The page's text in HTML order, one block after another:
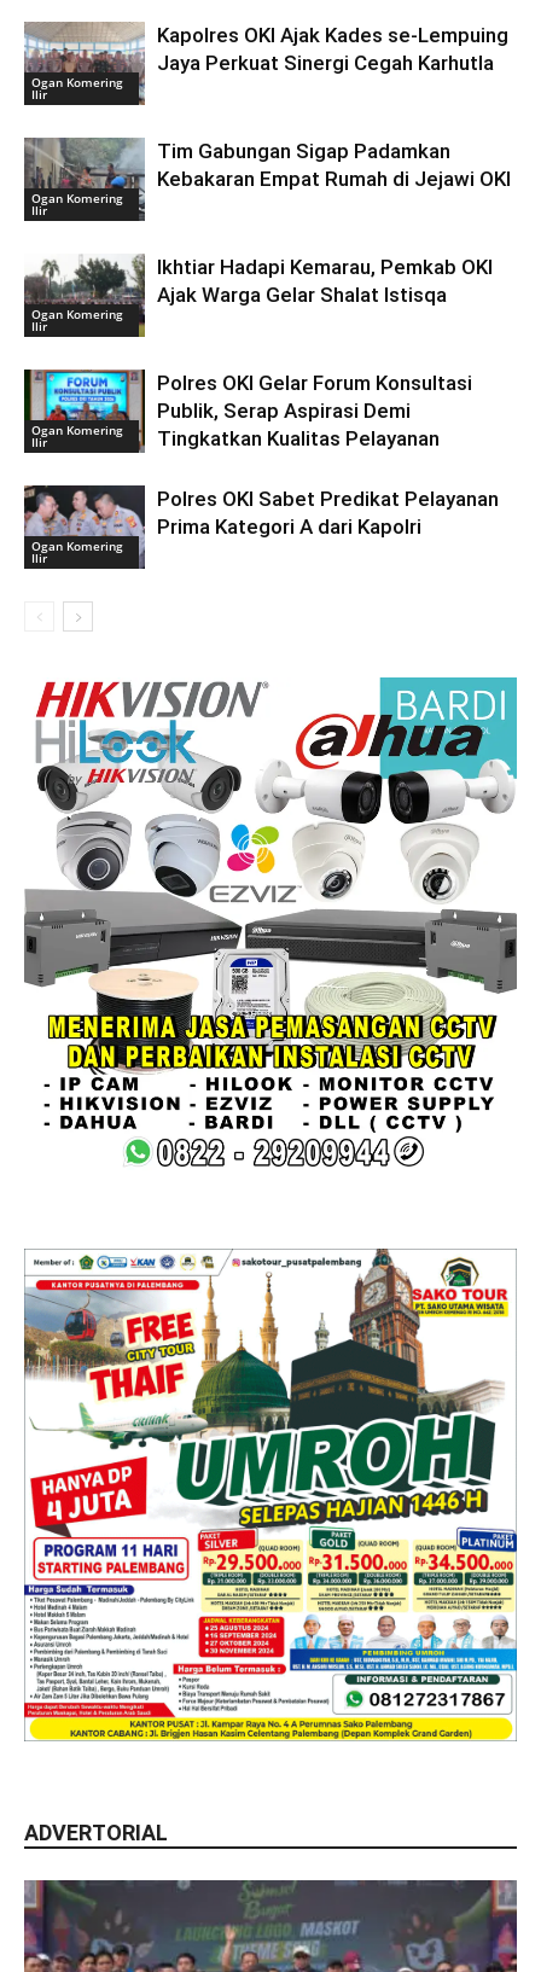
Ogan Komering
Ilir
Kapolres OKI Ajak Kades se-Lempuing
Jaya Perkuat Sinergi Cegah Karhutla
Ogan Komering
Ilir
Tim Gabungan Sigap Padamkan
Kebakaran Empat Rumah di Jejawi OKI
Ogan Komering
Ilir
Ikhtiar Hadapi Kemarau, Pemkab OKI
Ajak Warga Gelar Shalat Istisqa
Ogan Komering
Ilir
Polres OKI Gelar Forum Konsultasi
Publik, Serap Aspirasi Demi
Tingkatkan Kualitas Pelayanan
Ogan Komering
Ilir
Polres OKI Sabet Predikat Pelayanan
Prima Kategori A dari Kapolri
ADVERTORIAL